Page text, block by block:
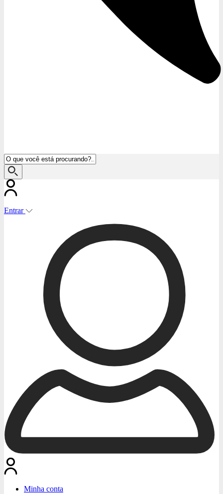
Entrar
Minha conta